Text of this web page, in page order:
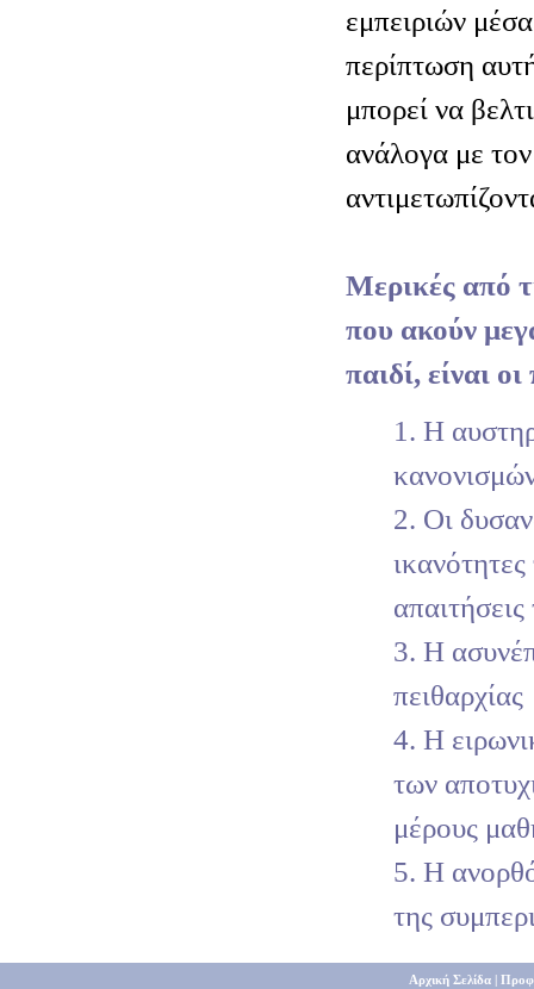
εμπειριών
περίπτωση
μπορεί να
ανάλογα με
Μερικές από
που ακούν
παιδί, είναι
1. Η
2. Οι
3. Η
πειθαρχίας
4. Η
των
μέρους
5. Η
της
Αρχική Σελίδα|